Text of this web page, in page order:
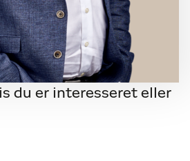
du er interesseret eller